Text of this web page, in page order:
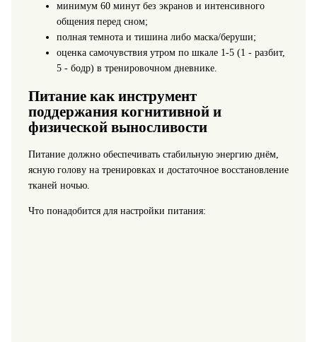
минимум 60 минут без экранов и интенсивного
общения перед сном;
полная темнота и тишина либо маска/беруши;
оценка самочувствия утром по шкале 1-5 (1 - разбит,
5 - бодр) в тренировочном дневнике.
Питание как инструмент
поддержания когнитивной и
физической выносливости
Питание должно обеспечивать стабильную энергию днём,
ясную голову на тренировках и достаточное восстановление
тканей ночью.
Что понадобится для настройки питания: